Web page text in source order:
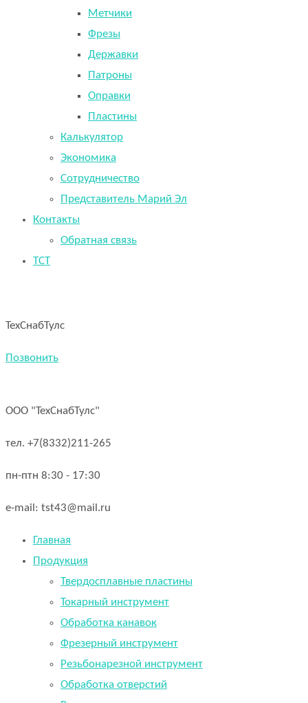
Метчики
Фрезы
Державки
Патроны
Оправки
Пластины
Калькулятор
Экономика
Сотрудничество
Представитель Марий Эл
Контакты
Обратная связь
TCT
ТехСнабТулс
Позвонить
ООО "ТехСнабТулс"
тел. +7(8332)211-265
пн-птн 8:30 - 17:30
e-mail: tst43@mail.ru
Главная
Продукция
Твердосплавные пластины
Токарный инструмент
Обработка канавок
Фрезерный инструмент
Резьбонарезной инструмент
Обработка отверстий